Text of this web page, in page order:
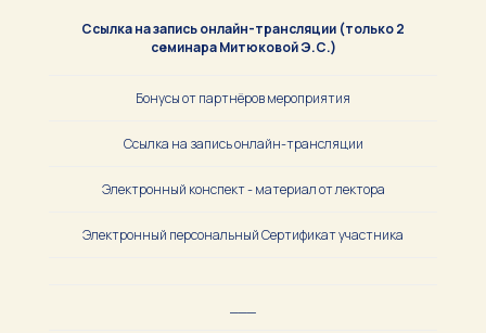
Ссылка на запись онлайн-трансляции (только 2
семинара Митюковой Э.С.)
Бонусы от партнёров мероприятия
Ссылка на запись онлайн-трансляции
Электронный конспект - материал от лектора
Электронный персональный Сертификат участника